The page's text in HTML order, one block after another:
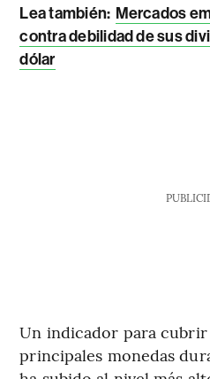
Lea también: Mercados
contra debilidad de sus
dólar
Un indicador para cubrir
principales monedas